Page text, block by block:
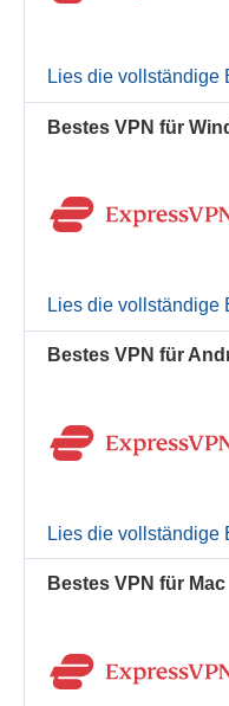
Lies die vollständige
Bestes VPN für
Lies die vollständige
Bestes VPN für
Lies die vollständige
Bestes VPN für Mac